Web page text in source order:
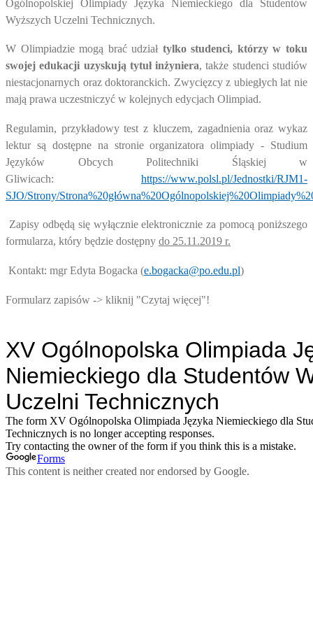
Ogólnopolskiej Olimpiady Języka Niemieckiego dla Studentów
Wyższych Uczelni Technicznych.
W Olimpiadzie mogą brać udział tylko studenci, którzy w toku
swojej edukacji uzyskują tytuł inżyniera, także studenci studiów
niestacjonarnych oraz doktoranckich. Zwycięzcy z ubiegłych lat nie
mają prawa uczestniczyć w kolejnych edycjach Olimpiad.
Regulamin, przykładowy test z kluczem, zagadnienia oraz wykaz
lektur są dostępne na stronie organizatora olimpiady - Studium
Języków Obcych Politechniki Śląskiej w
Gliwicach: https://www.polsl.pl/Jednostki/RJM1-
SJO/Strony/
Zapisy odbędą się wyłącznie elektronicznie za pomocą poniższego
formularza, który będzie dostępny do 25.11.2019 r.
Kontakt: mgr Edyta Bogacka (e.bogacka@po.edu.pl)
Formularz zapisów -> kliknij "Czytaj więcej"!